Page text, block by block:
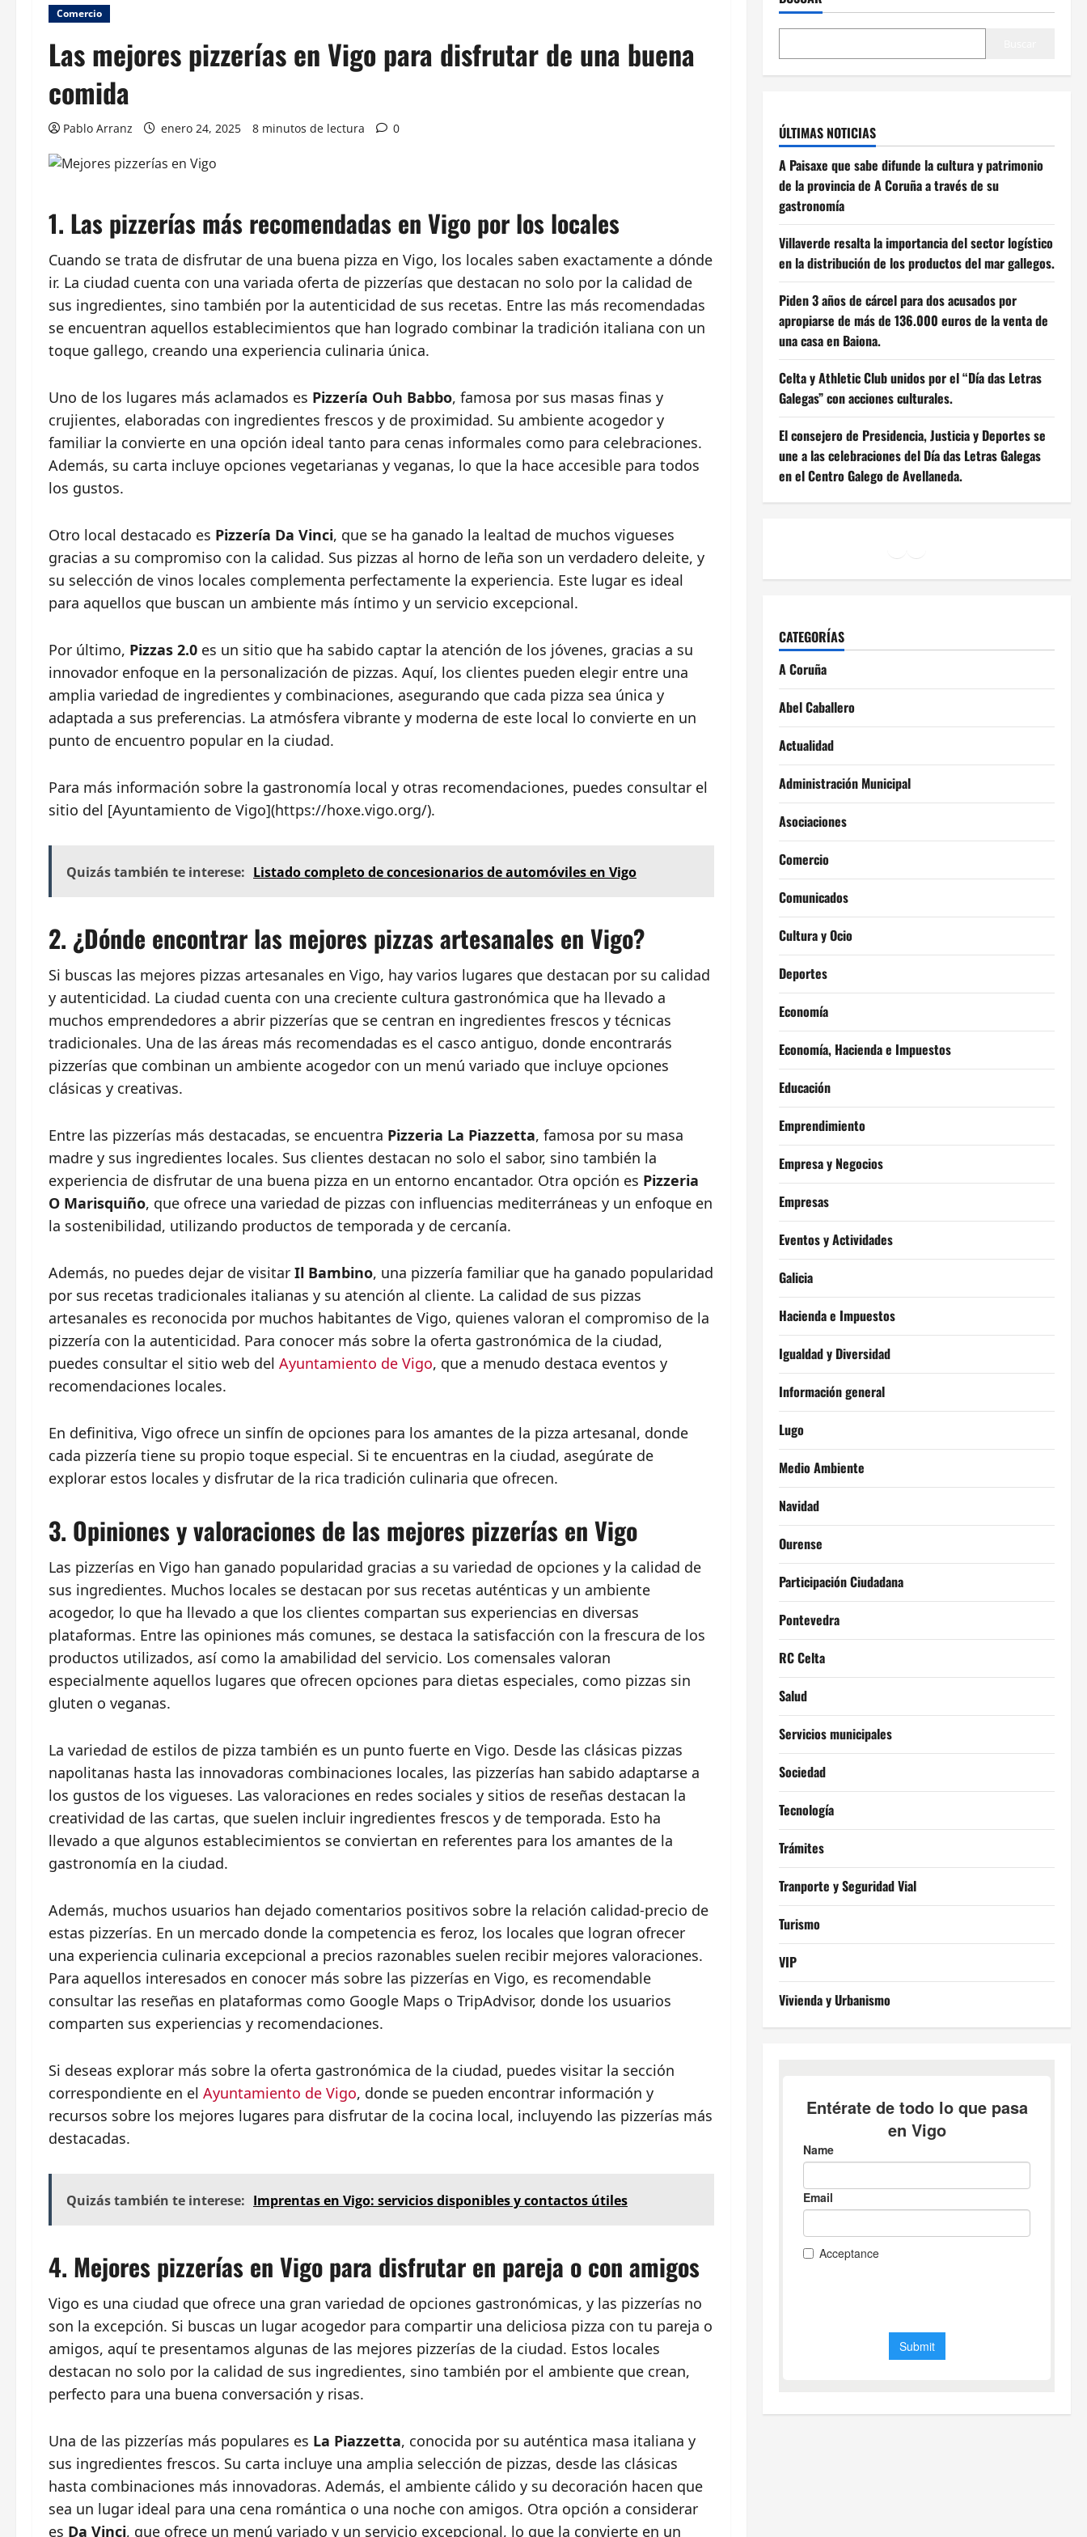
Comercio
Las mejores pizzerías en Vigo para disfrutar de una buena
comida
Pablo Arranz enero 24, 2025 8 minutos de lectura 0
1. Las pizzerías más recomendadas en Vigo por los locales
Cuando se trata de disfrutar de una buena pizza en Vigo, los locales saben exactamente a dónde
ir. La ciudad cuenta con una variada oferta de pizzerías que destacan no solo por la calidad de
sus ingredientes, sino también por la autenticidad de sus recetas. Entre las más recomendadas
se encuentran aquellos establecimientos que han logrado combinar la tradición italiana con un
toque gallego, creando una experiencia culinaria única.
Uno de los lugares más aclamados es Pizzería Ouh Babbo, famosa por sus masas finas y
crujientes, elaboradas con ingredientes frescos y de proximidad. Su ambiente acogedor y
familiar la convierte en una opción ideal tanto para cenas informales como para celebraciones.
Además, su carta incluye opciones vegetarianas y veganas, lo que la hace accesible para todos
los gustos.
Otro local destacado es Pizzería Da Vinci, que se ha ganado la lealtad de muchos vigueses
gracias a su compromiso con la calidad. Sus pizzas al horno de leña son un verdadero deleite, y
su selección de vinos locales complementa perfectamente la experiencia. Este lugar es ideal
para aquellos que buscan un ambiente más íntimo y un servicio excepcional.
Por último, Pizzas 2.0 es un sitio que ha sabido captar la atención de los jóvenes, gracias a su
innovador enfoque en la personalización de pizzas. Aquí, los clientes pueden elegir entre una
amplia variedad de ingredientes y combinaciones, asegurando que cada pizza sea única y
adaptada a sus preferencias. La atmósfera vibrante y moderna de este local lo convierte en un
punto de encuentro popular en la ciudad.
Para más información sobre la gastronomía local y otras recomendaciones, puedes consultar el
sitio del [Ayuntamiento de Vigo](https://hoxe.vigo.org/).
Quizás también te interese: Listado completo de concesionarios de automóviles en Vigo
2. ¿Dónde encontrar las mejores pizzas artesanales en Vigo?
Si buscas las mejores pizzas artesanales en Vigo, hay varios lugares que destacan por su calidad
y autenticidad. La ciudad cuenta con una creciente cultura gastronómica que ha llevado a
muchos emprendedores a abrir pizzerías que se centran en ingredientes frescos y técnicas
tradicionales. Una de las áreas más recomendadas es el casco antiguo, donde encontrarás
pizzerías que combinan un ambiente acogedor con un menú variado que incluye opciones
clásicas y creativas.
Entre las pizzerías más destacadas, se encuentra Pizzeria La Piazzetta, famosa por su masa
madre y sus ingredientes locales. Sus clientes destacan no solo el sabor, sino también la
experiencia de disfrutar de una buena pizza en un entorno encantador. Otra opción es Pizzeria
O Marisquiño, que ofrece una variedad de pizzas con influencias mediterráneas y un enfoque en
la sostenibilidad, utilizando productos de temporada y de cercanía.
Además, no puedes dejar de visitar Il Bambino, una pizzería familiar que ha ganado popularidad
por sus recetas tradicionales italianas y su atención al cliente. La calidad de sus pizzas
artesanales es reconocida por muchos habitantes de Vigo, quienes valoran el compromiso de la
pizzería con la autenticidad. Para conocer más sobre la oferta gastronómica de la ciudad,
puedes consultar el sitio web del Ayuntamiento de Vigo, que a menudo destaca eventos y
recomendaciones locales.
En definitiva, Vigo ofrece un sinfín de opciones para los amantes de la pizza artesanal, donde
cada pizzería tiene su propio toque especial. Si te encuentras en la ciudad, asegúrate de
explorar estos locales y disfrutar de la rica tradición culinaria que ofrecen.
3. Opiniones y valoraciones de las mejores pizzerías en Vigo
Las pizzerías en Vigo han ganado popularidad gracias a su variedad de opciones y la calidad de
sus ingredientes. Muchos locales se destacan por sus recetas auténticas y un ambiente
acogedor, lo que ha llevado a que los clientes compartan sus experiencias en diversas
plataformas. Entre las opiniones más comunes, se destaca la satisfacción con la frescura de los
productos utilizados, así como la amabilidad del servicio. Los comensales valoran
especialmente aquellos lugares que ofrecen opciones para dietas especiales, como pizzas sin
gluten o veganas.
La variedad de estilos de pizza también es un punto fuerte en Vigo. Desde las clásicas pizzas
napolitanas hasta las innovadoras combinaciones locales, las pizzerías han sabido adaptarse a
los gustos de los vigueses. Las valoraciones en redes sociales y sitios de reseñas destacan la
creatividad de las cartas, que suelen incluir ingredientes frescos y de temporada. Esto ha
llevado a que algunos establecimientos se conviertan en referentes para los amantes de la
gastronomía en la ciudad.
Además, muchos usuarios han dejado comentarios positivos sobre la relación calidad-precio de
estas pizzerías. En un mercado donde la competencia es feroz, los locales que logran ofrecer
una experiencia culinaria excepcional a precios razonables suelen recibir mejores valoraciones.
Para aquellos interesados en conocer más sobre las pizzerías en Vigo, es recomendable
consultar las reseñas en plataformas como Google Maps o TripAdvisor, donde los usuarios
comparten sus experiencias y recomendaciones.
Si deseas explorar más sobre la oferta gastronómica de la ciudad, puedes visitar la sección
correspondiente en el Ayuntamiento de Vigo, donde se pueden encontrar información y
recursos sobre los mejores lugares para disfrutar de la cocina local, incluyendo las pizzerías más
destacadas.
Quizás también te interese: Imprentas en Vigo: servicios disponibles y contactos útiles
4. Mejores pizzerías en Vigo para disfrutar en pareja o con amigos
Vigo es una ciudad que ofrece una gran variedad de opciones gastronómicas, y las pizzerías no
son la excepción. Si buscas un lugar acogedor para compartir una deliciosa pizza con tu pareja o
amigos, aquí te presentamos algunas de las mejores pizzerías de la ciudad. Estos locales
destacan no solo por la calidad de sus ingredientes, sino también por el ambiente que crean,
perfecto para una buena conversación y risas.
Una de las pizzerías más populares es La Piazzetta, conocida por su auténtica masa italiana y
sus ingredientes frescos. Su carta incluye una amplia selección de pizzas, desde las clásicas
hasta combinaciones más innovadoras. Además, el ambiente cálido y su decoración hacen que
sea un lugar ideal para una cena romántica o una noche con amigos. Otra opción a considerar
es Da Vinci, que ofrece un menú variado y un servicio excepcional, lo que la convierte en un
ÚLTIMAS NOTICIAS
A Paisaxe que sabe difunde la cultura y patrimonio
de la provincia de A Coruña a través de su
gastronomía
Villaverde resalta la importancia del sector logístico
en la distribución de los productos del mar gallegos.
Piden 3 años de cárcel para dos acusados por
apropiarse de más de 136.000 euros de la venta de
una casa en Baiona.
Celta y Athletic Club unidos por el “Día das Letras
Galegas” con acciones culturales.
El consejero de Presidencia, Justicia y Deportes se
une a las celebraciones del Día das Letras Galegas
en el Centro Galego de Avellaneda.
CATEGORÍAS
A Coruña
Abel Caballero
Actualidad
Administración Municipal
Asociaciones
Comercio
Comunicados
Cultura y Ocio
Deportes
Economía
Economía, Hacienda e Impuestos
Educación
Emprendimiento
Empresa y Negocios
Empresas
Eventos y Actividades
Galicia
Hacienda e Impuestos
Igualdad y Diversidad
Información general
Lugo
Medio Ambiente
Navidad
Ourense
Participación Ciudadana
Pontevedra
RC Celta
Salud
Servicios municipales
Sociedad
Tecnología
Trámites
Tranporte y Seguridad Vial
Turismo
VIP
Vivienda y Urbanismo